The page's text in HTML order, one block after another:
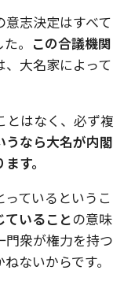
志決定はすべて
。 この合議機関
、大名家によって
とはなく、必ず複
うなら大名が内閣
す。
ているというこ
いることの意味
門衆が権力を持つ
ないからです。